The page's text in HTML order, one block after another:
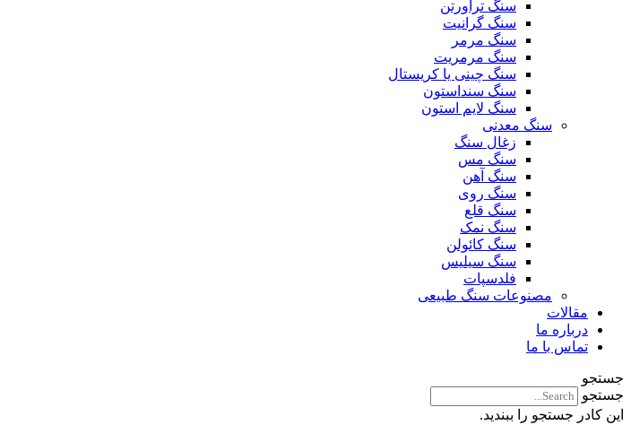
سنگ تراورتن
سنگ گرانیت
سنگ مرمر
سنگ مرمریت
سنگ چینی یا کریستال
سنگ سنداستون
سنگ لایم استون
سنگ معدنی
زغال سنگ
سنگ مس
سنگ آهن
سنگ روی
سنگ قلع
سنگ نمک
سنگ کائولن
سنگ سیلیس
فلدسپات
مصنوعات سنگ طبیعی
مقالات
درباره ما
تماس با ما
جستجو
جستجو
این کادر جستجو را ببندید.